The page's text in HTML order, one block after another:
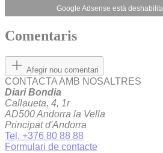
Google Adsense està
Comentaris
Afegir nou comentari
CONTACTA AMB NOSALTRES
Diari Bondia
Callaueta, 4, 1r
AD500 Andorra la Vella
Principat d'Andorra
Tel. +376 80 88 88
Formulari de contacte